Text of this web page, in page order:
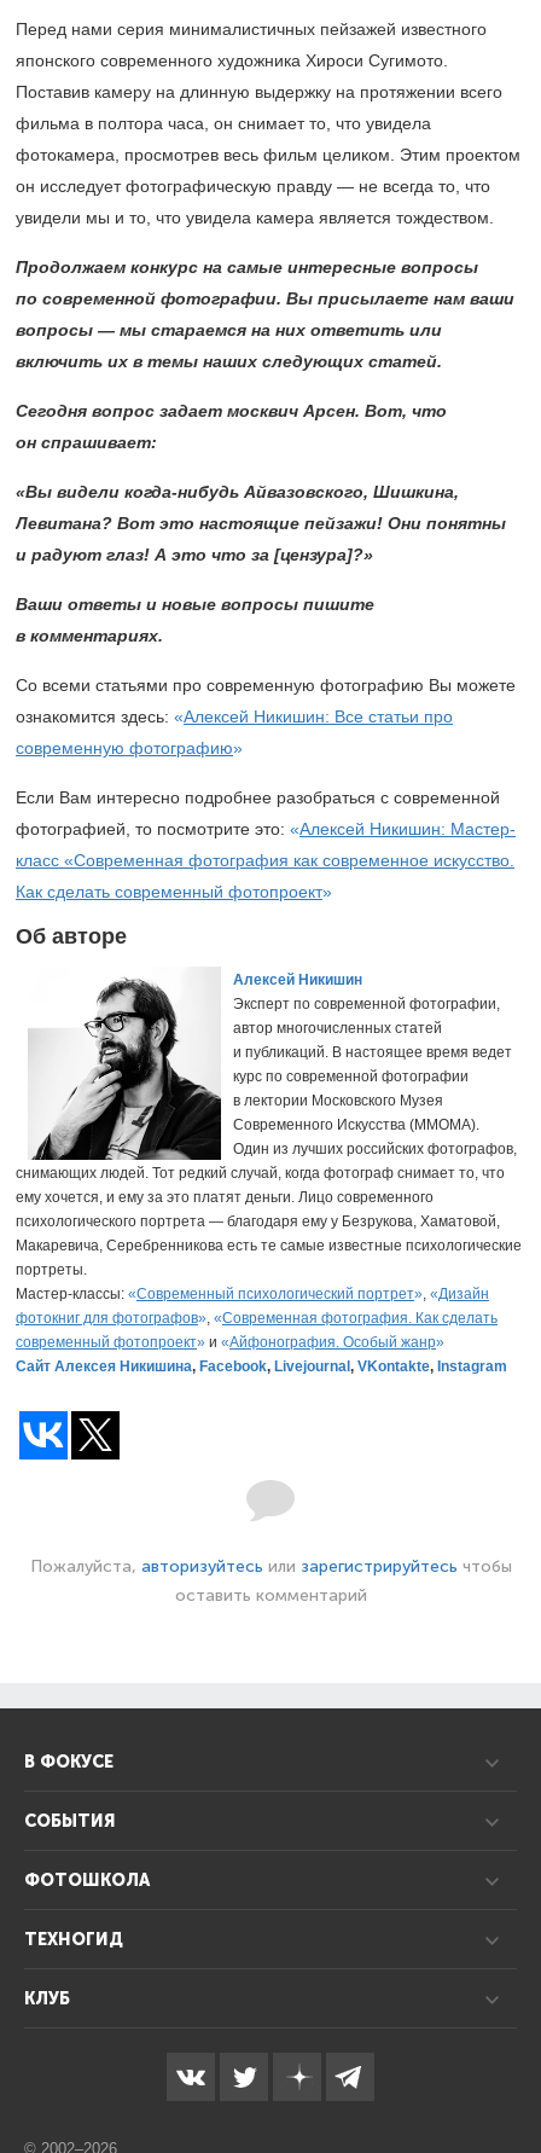
Перед нами серия минималистичных пейзажей известного
японского современного художника Хироси Сугимото.
Поставив камеру на длинную выдержку на протяжении всего
фильма в полтора часа, он снимает то, что увидела
фотокамера, просмотрев весь фильм целиком. Этим проектом
он исследует фотографическую правду — не всегда то, что
увидели мы и то, что увидела камера является тождеством.
Продолжаем конкурс на самые интересные вопросы
по современной фотографии. Вы присылаете нам ваши
вопросы — мы стараемся на них ответить или
включить их в темы наших следующих статей.
Сегодня вопрос задает москвич Арсен. Вот, что
он спрашивает:
«Вы видели когда-нибудь Айвазовского, Шишкина,
Левитана? Вот это настоящие пейзажи! Они понятны
и радуют глаз! А это что за [цензура]?»
Ваши ответы и новые вопросы пишите
в комментариях.
Со всеми статьями про современную фотографию Вы можете
ознакомится здесь: «Алексей Никишин: Все статьи про
современную фотографию»
Если Вам интересно подробнее разобраться с современной
фотографией, то посмотрите это: «Алексей Никишин: Мастер-
класс «Современная фотография как современное искусство.
Как сделать современный фотопроект»
Об авторе
Алексей Никишин
Эксперт по современной фотографии,
автор многочисленных статей
и публикаций. В настоящее время ведет
курс по современной фотографии
в лектории Московского Музея
Современного Искусства (ММОМА).
Один из лучших российских фотографов,
снимающих людей. Тот редкий случай, когда фотограф снимает то, что
ему хочется, и ему за это платят деньги. Лицо современного
психологического портрета — благодаря ему у Безрукова, Хаматовой,
Макаревича, Серебренникова есть те самые известные психологические
портреты.
Мастер-классы: «Современный психологический портрет», «Дизайн
фотокниг для фотографов», «Современная фотография. Как сделать
современный фотопроект» и «Айфонография. Особый жанр»
Сайт Алексея Никишина, Facebook, Livejournal , VKontakte, Instagram
Пожалуйста, авторизуйтесь или зарегистрируйтесь чтобы
оставить комментарий
В ФОКУСЕ
СОБЫТИЯ
ФОТОШКОЛА
ТЕХНОГИД
КЛУБ
© 2002–2026